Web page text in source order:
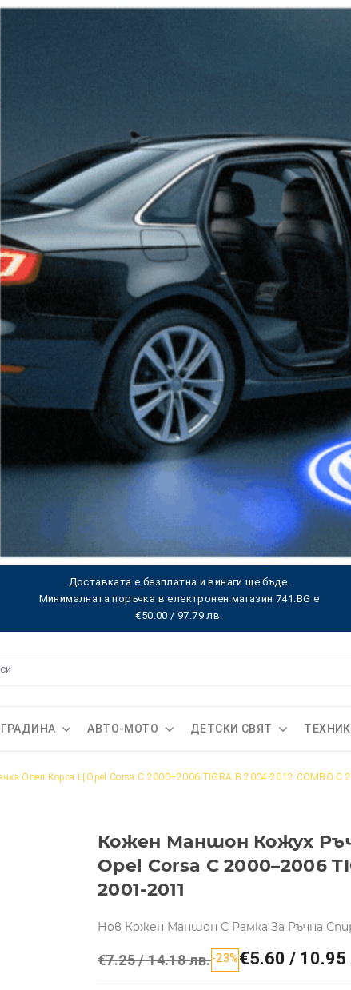
Доставката е безплатна и винаги ще бъде.
Минималната поръчка в електронен магазин 741.BG е
€50.00 / 97.79 лв.
АВТО-МОТО ДЕТСКИ СВЯТ
Опел Корса Ц Opel Corsa C 2000–2006 TIGRA B 2004-2012 COMBO C
Кожен Маншон Кожух
Opel Corsa C 2000–2006
2001-2011
Нов Кожен Маншон С Рамка За Ръчна
€7.25 / 14.18 лв.-23%€5.60 / 10.95